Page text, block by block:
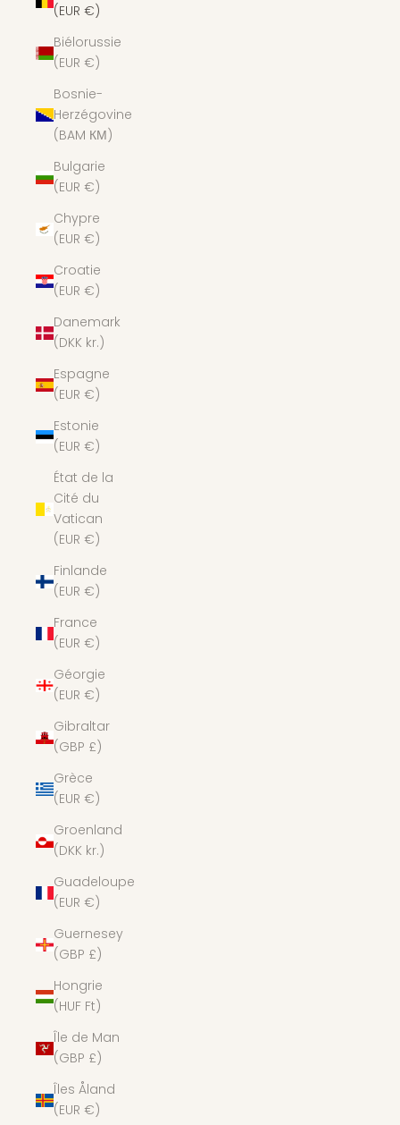
(EUR €)
Biélorussie
(EUR €)
Bosnie-
Herzégovine
(BAM КМ)
Bulgarie
(EUR €)
Chypre
(EUR €)
Croatie
(EUR €)
Danemark
(DKK kr.)
Espagne
(EUR €)
Estonie
(EUR €)
État de la
Cité du
Vatican
(EUR €)
Finlande
(EUR €)
France
(EUR €)
Géorgie
(EUR €)
Gibraltar
(GBP £)
Grèce
(EUR €)
Groenland
(DKK kr.)
Guadeloupe
(EUR €)
Guernesey
(GBP £)
Hongrie
(HUF Ft)
Île de Man
(GBP £)
Îles Åland
(EUR €)